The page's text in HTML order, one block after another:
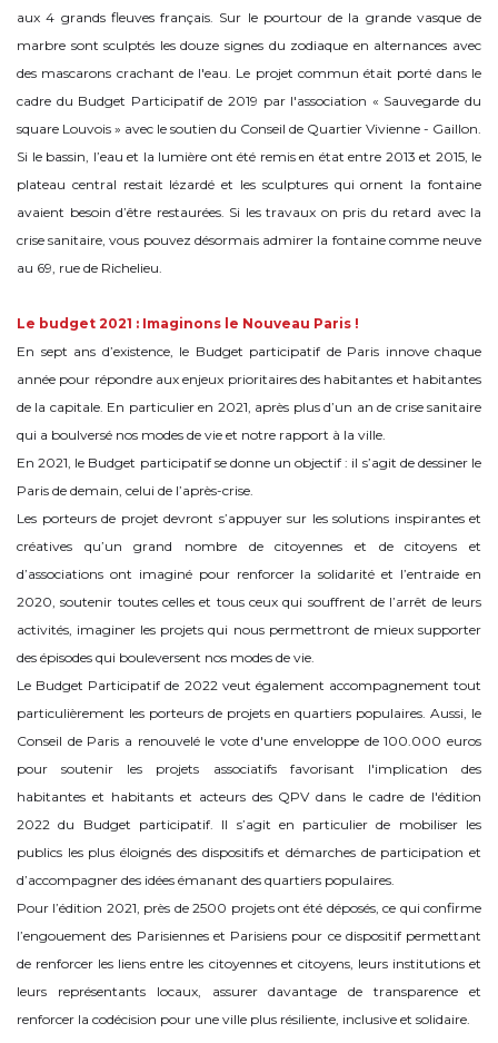
aux 4 grands fleuves français. Sur le pourtour de la grande vasque de
marbre sont sculptés les douze signes du zodiaque en alternances avec
des mascarons crachant de l'eau. Le projet commun était porté dans le
cadre du Budget Participatif de 2019 par l'association « Sauvegarde du
square Louvois » avec le soutien du Conseil de Quartier Vivienne - Gaillon.
Si le bassin, l’eau et la lumière ont été remis en état entre 2013 et 2015, le
plateau central restait lézardé et les sculptures qui ornent la fontaine
avaient besoin d’être restaurées. Si les travaux on pris du retard avec la
crise sanitaire, vous pouvez désormais admirer la fontaine comme neuve
au 69, rue de Richelieu.
Le budget 2021 : Imaginons le Nouveau Paris !
En sept ans d’existence, le Budget participatif de Paris innove chaque
année pour répondre aux enjeux prioritaires des habitantes et habitantes
de la capitale. En particulier en 2021, après plus d’un an de crise sanitaire
qui a boulversé nos modes de vie et notre rapport à la ville.
En 2021, le Budget participatif se donne un objectif : il s’agit de dessiner le
Paris de demain, celui de l’après-crise.
Les porteurs de projet devront s’appuyer sur les solutions inspirantes et
créatives qu’un grand nombre de citoyennes et de citoyens et
d’associations ont imaginé pour renforcer la solidarité et l’entraide en
2020, soutenir toutes celles et tous ceux qui souffrent de l’arrêt de leurs
activités, imaginer les projets qui nous permettront de mieux supporter
des épisodes qui bouleversent nos modes de vie.
Le Budget Participatif de 2022 veut également accompagnement tout
particulièrement les porteurs de projets en quartiers populaires. Aussi, le
Conseil de Paris a renouvelé le vote d'une enveloppe de 100.000 euros
pour soutenir les projets associatifs favorisant l'implication des
habitantes et habitants et acteurs des QPV dans le cadre de l'édition
2022 du Budget participatif. Il s’agit en particulier de mobiliser les
publics les plus éloignés des dispositifs et démarches de participation et
d’accompagner des idées émanant des quartiers populaires.
Pour l’édition 2021, près de 2500 projets ont été déposés, ce qui confirme
l’engouement des Parisiennes et Parisiens pour ce dispositif permettant
de renforcer les liens entre les citoyennes et citoyens, leurs institutions et
leurs représentants locaux, assurer davantage de transparence et
renforcer la codécision pour une ville plus résiliente, inclusive et solidaire.